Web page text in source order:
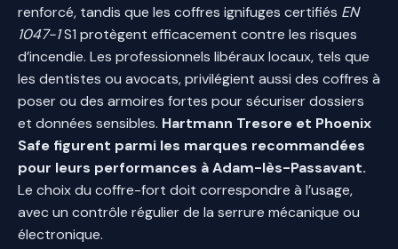
renforcé, tandis que les coffres ignifuges certifiés EN
1047-1S1 protègent efficacement contre les risques
d’incendie. Les professionnels libéraux locaux, tels que
les dentistes ou avocats, privilégient aussi des coffres à
poser ou des armoires fortes pour sécuriser dossiers
et données sensibles. Hartmann Tresore et Phoenix
Safe figurent parmi les marques recommandées
pour leurs performances à Adam-lès-Passavant.
Le choix du coffre-fort doit correspondre à l’usage,
avec un contrôle régulier de la serrure mécanique ou
électronique.